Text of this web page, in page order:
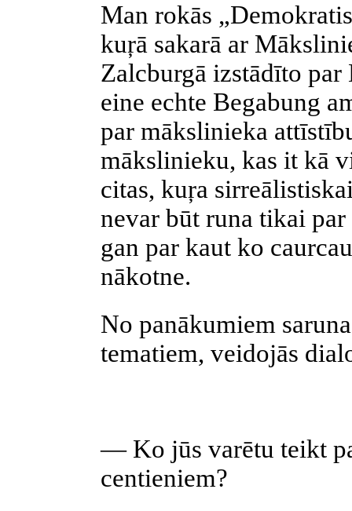
Man rokās
kuŗā sakarā ar
Zalcburgā izstādīto
eine echte Begabung
par mākslinieka
mākslinieku, kas it kā
citas, kuŗa
nevar būt runa tikai par
gan par kaut ko
nākotne.
No panākumiem
tematiem, veidojās
— Ko jūs varētu teikt
centieniem?